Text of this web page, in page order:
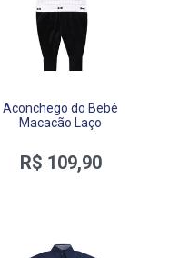
Aconchego do Bebê
Macacão Laço
R$ 109,90